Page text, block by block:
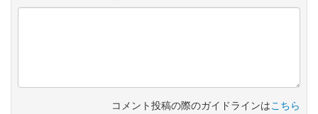
コメント投稿の際のガイドラインはこちら